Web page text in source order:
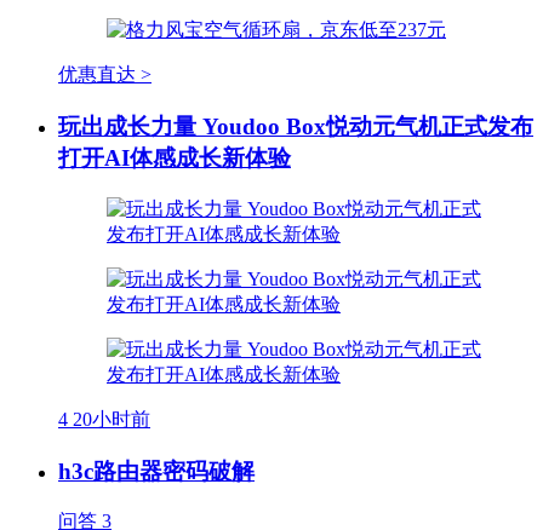
优惠直达 >
玩出成长力量 Youdoo Box悦动元气机正式发布
打开AI体感成长新体验
4 20小时前
h3c路由器密码破解
问答 3